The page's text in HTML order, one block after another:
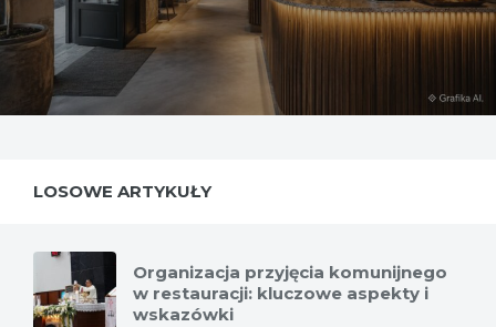
LOSOWE ARTYKUŁY
Organizacja przyjęcia komunijnego
w restauracji: kluczowe aspekty i
wskazówki